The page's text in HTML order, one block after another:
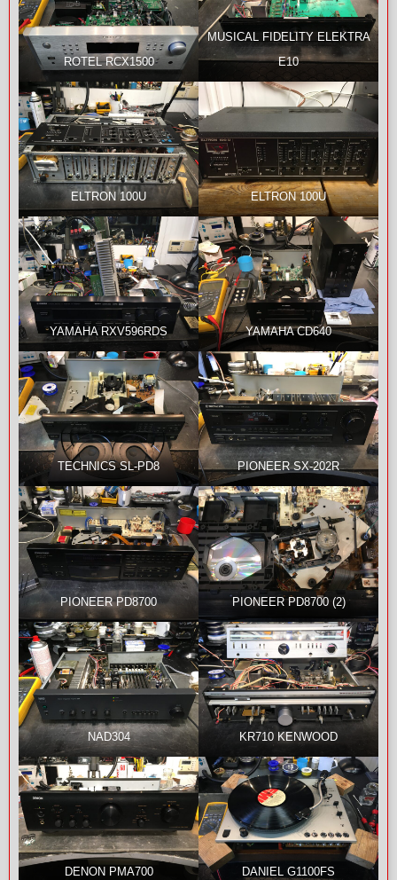
ROTEL RCX1500
MUSICAL FIDELITY ELEKTRA
E10
ELTRON 100U ELTRON 100U
YAMAHA RXV596RDS YAMAHA CD640
TECHNICS SL-PD8 PIONEER SX-202R
PIONEER PD8700 PIONEER PD8700 (2)
NAD304 KR710 KENWOOD
DENON PMA700 DANIEL G1100FS